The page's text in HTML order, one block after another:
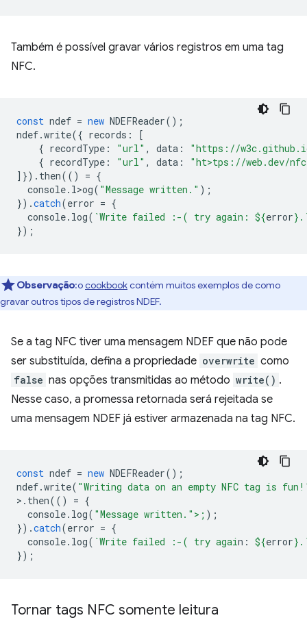
Também é possível gravar vários registros em uma tag
NFC.
const ndef = new NDEFReader();
ndef.write({ records :
[
{ recordType : "url" , data :
"https://
{ recordType : "url" , data :
"ht>tps://web.dev/
]}). then(() = {
console. l>og( "Message written." );
}).catch(error = {
console. log( `Write failed :-( try again: ${error}
});
Observação:ocookbookcontém muitos exemplos de como
gravar outros tipos de registros NDEF.
Se a tag NFC tiver uma mensagem NDEF que não pode
ser substituída, defina a propriedade overwrite como
false nas opções transmitidas ao método write() .
Nesse caso, a promessa retornada será rejeitada se
uma mensagem NDEF já estiver armazenada na tag NFC.
const ndef = new NDEFReader();
ndef.write( "Writing data on an empty NFC tag is
> . then(() = {
console. log( "Message written.">; );
}).catch(error = {
console. log( `Write failed :-( try again: ${error}
});
Tornar tags NFC somente leitura